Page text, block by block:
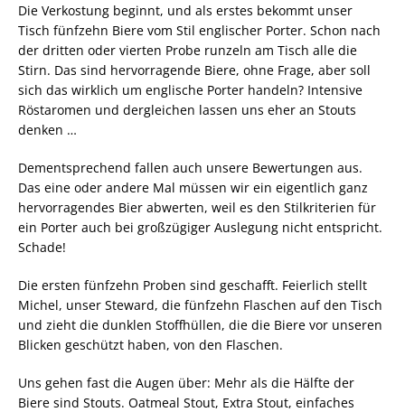
Die Verkostung beginnt, und als erstes bekommt unser
Tisch fünfzehn Biere vom Stil englischer Porter. Schon nach
der dritten oder vierten Probe runzeln am Tisch alle die
Stirn. Das sind hervorragende Biere, ohne Frage, aber soll
sich das wirklich um englische Porter handeln? Intensive
Röstaromen und dergleichen lassen uns eher an Stouts
denken …
Dementsprechend fallen auch unsere Bewertungen aus.
Das eine oder andere Mal müssen wir ein eigentlich ganz
hervorragendes Bier abwerten, weil es den Stilkriterien für
ein Porter auch bei großzügiger Auslegung nicht entspricht.
Schade!
Die ersten fünfzehn Proben sind geschafft. Feierlich stellt
Michel, unser Steward, die fünfzehn Flaschen auf den Tisch
und zieht die dunklen Stoffhüllen, die die Biere vor unseren
Blicken geschützt haben, von den Flaschen.
Uns gehen fast die Augen über: Mehr als die Hälfte der
Biere sind Stouts. Oatmeal Stout, Extra Stout, einfaches